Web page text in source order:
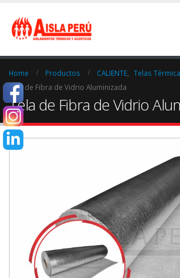
Home Productos CALIENTE
Telas
Tela de Fibra de Vidrio Aluminizada
Tela de Fibra de Vidrio